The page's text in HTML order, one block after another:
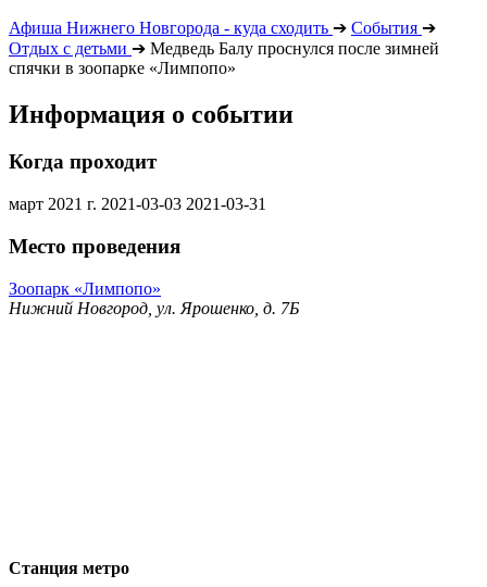
Афиша Нижнего Новгорода - куда сходить ➔ События ➔
Отдых с детьми ➔ Медведь Балу проснулся после зимней
спячки в зоопарке «Лимпопо»
Информация о событии
Когда проходит
март 2021 г. 2021-03-03 2021-03-31
Место проведения
Зоопарк «Лимпопо»
Нижний Новгород, ул. Ярошенко, д. 7Б
Станция метро